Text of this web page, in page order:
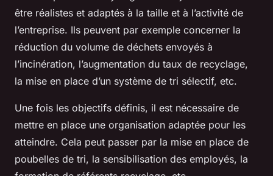
être réalistes et adaptés à la taille et à l’activité de
l’entreprise. Ils peuvent par exemple concerner la
réduction du volume de déchets envoyés à
l’incinération, l’augmentation du taux de recyclage,
la mise en place d’un système de tri sélectif, etc.
Une fois les objectifs définis, il est nécessaire de
mettre en place une organisation adaptée pour les
atteindre. Cela peut passer par la mise en place de
poubelles de tri, la sensibilisation des employés, la